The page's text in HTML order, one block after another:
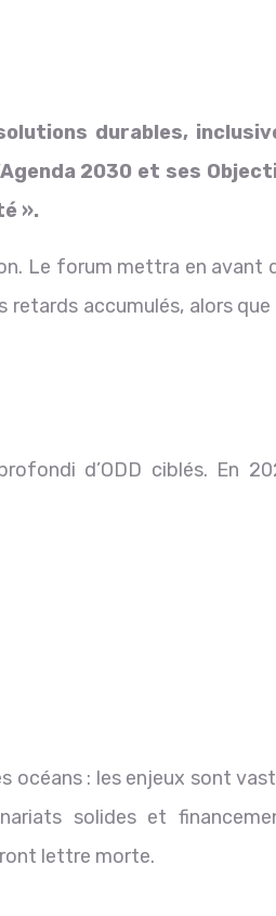
durables,
2030 et ses
».
Le forum mettra en avant
accumulés, alors que
d’ODD ciblés. En
océans : les enjeux sont
solides et
lettre morte.